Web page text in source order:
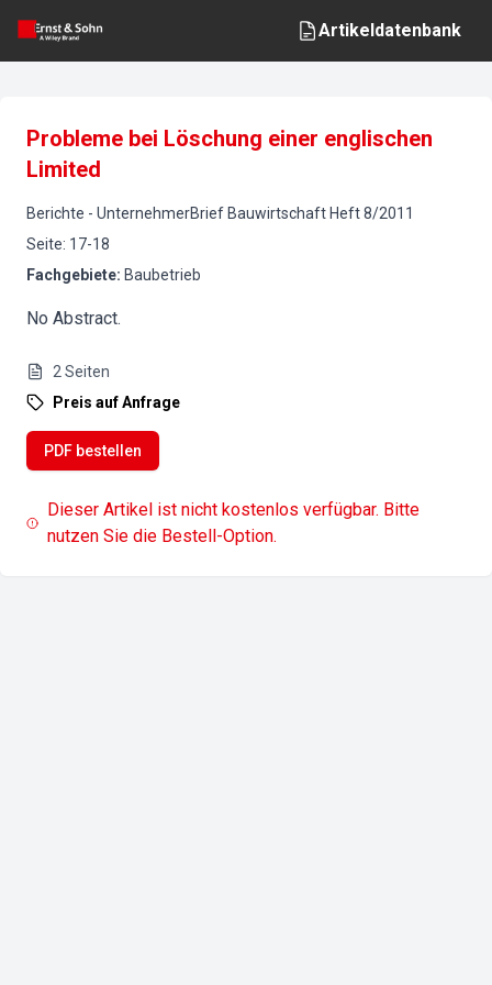
Artikeldatenbank
Probleme bei Löschung einer englischen
Limited
Berichte - UnternehmerBrief Bauwirtschaft Heft8/2011
Seite: 17-18
Fachgebiete: Baubetrieb
No Abstract.
2 Seiten
Preis auf Anfrage
PDF bestellen
Dieser Artikel ist nicht kostenlos verfügbar. Bitte
nutzen Sie die Bestell-Option.